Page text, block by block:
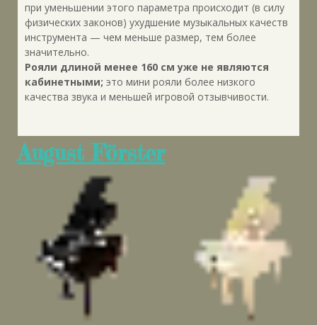
при уменьшении этого параметра происходит (в силу
физических законов) ухудшение музыкальных качеств
инструмента — чем меньше размер, тем более
значительно.
Рояли длиной менее 160 см уже не являются
кабинетными; это мини рояли более низкого
качества звука и меньшей игровой отзывчивости.
August Förster